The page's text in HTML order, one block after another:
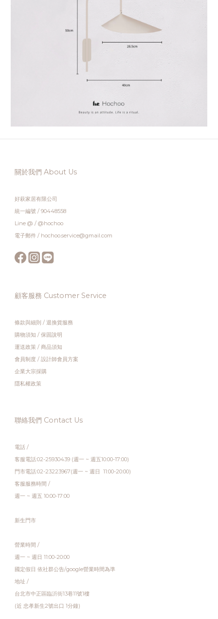
關於我們 About Us
好萩家居有限公司
統一編號 / 90448558
Line @ / @hochoo
電子郵件 / hochoo.service@gmail.com
顧客服務 Customer Service
條款與細則 / 退換貨服務
購物須知 / 保固說明
運送政策 / 商品須知
會員制度 / 設計師會員方案
企業大宗採購
隱私權政策
聯絡我們 Contact Us
電話 /
客服電話:02-25930439 (週一 ~ 週五10:00-17:00)
門市電話:02-23223967(週一 ~ 週日 11:00-20:00)
客服服務時間 /
週一 ~ 週五 10:00-17:00
新生門市
營業時間 /
週一 ~ 週日 11:00-20:00
國定假日 依社群公告/google營業時間為準
地址 /
台北市中正區臨沂街13巷11號1樓
(近 忠孝新生2號出口 1分鐘)